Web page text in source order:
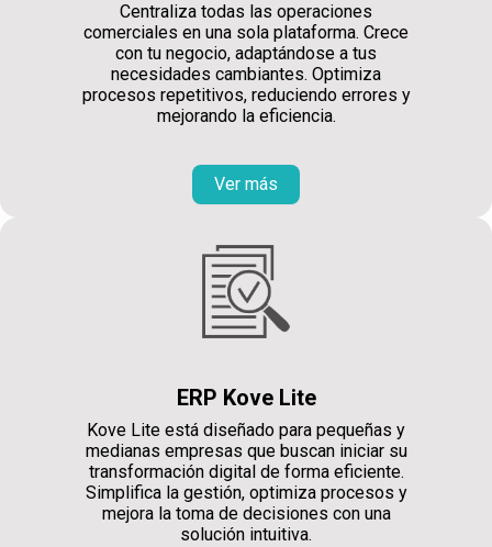
Centraliza todas las operaciones
comerciales en una sola plataforma. Crece
con tu negocio, adaptándose a tus
necesidades cambiantes. Optimiza
procesos repetitivos, reduciendo errores y
mejorando la eficiencia.
Ver más
ERP Kove Lite
Kove Lite está diseñado para pequeñas y
medianas empresas que buscan iniciar su
transformación digital de forma eficiente.
Simplifica la gestión, optimiza procesos y
mejora la toma de decisiones con una
solución intuitiva.